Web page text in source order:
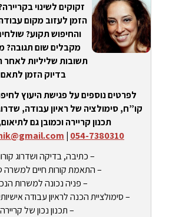
זקוקים לשינוי
הזמן לעזוב מקום
והחיפוש תקוע?
מקבלים שום תגובה?
תשובות שליליות לאחר
בדיוק הזמן
לפרטים נוספים על פגישת היעוץ
קו”ח, סימולציה של ראיון עבודה,
תכנון קריירה וכמובן גם
054-7380310
|
– כתיבה, בדיקה ושדרוג
– התאמת קורות חיים למשרה
– פניה נכונה למשרות
– סימולציית הכנה לראיון עבודה
– תכנון נכון של קריירה